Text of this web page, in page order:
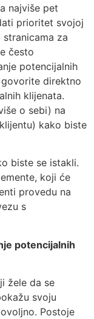
najviše pet
prioritet svojoj
stranicama za
često
potencijalnih
direktno
klijenata.
o sebi) na
kako biste
biste se istakli.
koji će
provedu na
s
potencijalnih
žele da se
svoju
Postoje